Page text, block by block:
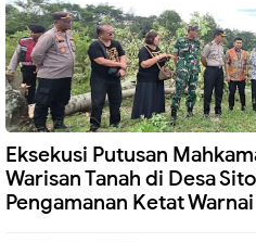
Eksekusi Putusan
Warisan Tanah di Desa
Pengamanan Ketat